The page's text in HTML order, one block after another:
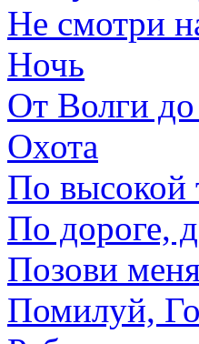
Не смотри
Ночь
От Волги
Охота
По высокой
По дороге,
Позови
Помилуй,